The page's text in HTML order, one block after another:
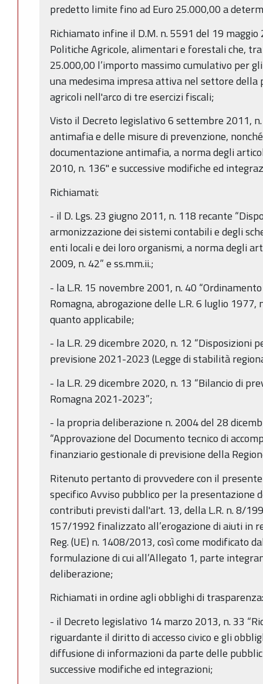
predetto limite fino ad Euro 25.000,00 a
Richiamato infine il D.M. n. 5591 del 19
Politiche Agricole, alimentari e forestali che,
25.000,00 l’importo massimo cumulativo per
una medesima impresa attiva nel settore
agricoli nell'arco di tre esercizi fiscali;
Visto il Decreto legislativo 6 settembre 2011,
antimafia e delle misure di prevenzione,
documentazione antimafia, a norma degli
2010, n. 136" e successive modifiche ed
Richiamati:
- il D. Lgs. 23 giugno 2011, n. 118 recante
armonizzazione dei sistemi contabili e degli
enti locali e dei loro organismi, a norma degli
2009, n. 42” e ss.mm.ii.;
- la L.R. 15 novembre 2001, n. 40
Romagna, abrogazione delle L.R. 6 luglio 1977,
quanto applicabile;
- la L.R. 29 dicembre 2020, n. 12 “Disposizioni
previsione 2021-2023 (Legge di stabilità
- la L.R. 29 dicembre 2020, n. 13 “Bilancio di
Romagna 2021-2023”;
- la propria deliberazione n. 2004 del 28
“Approvazione del Documento tecnico di
finanziario gestionale di previsione della
Ritenuto pertanto di provvedere con il
specifico Avviso pubblico per la presentazione
contributi previsti dall'art. 13, della L.R. n. 8/
157/1992 finalizzato all’erogazione di aiuti in
Reg. (UE) n. 1408/2013, così come modificato
formulazione di cui all’Allegato 1, parte
deliberazione;
Richiamati in ordine agli obblighi di trasparenza:
- il Decreto legislativo 14 marzo 2013, n. 33
riguardante il diritto di accesso civico e gli
diffusione di informazioni da parte delle
successive modifiche ed integrazioni;